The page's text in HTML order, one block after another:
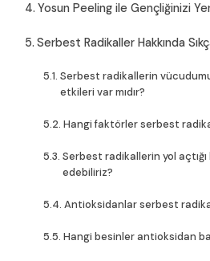
Yosun Peeling ile Gençliğinizi
Serbest Radikaller Hakkında
Serbest radikallerin
etkileri var mıdır?
Hangi faktörler serbest
Serbest radikallerin yol açtığı
edebiliriz?
Antioksidanlar serbest
Hangi besinler antioksidan